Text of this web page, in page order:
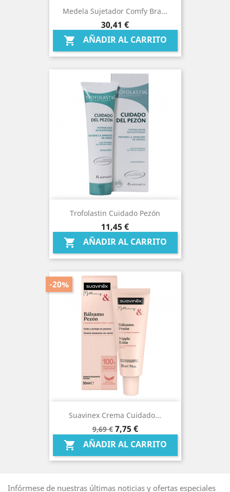
Medela Sujetador Comfy Bra...
Precio
30,41 €
 AÑADIR AL CARRITO
Trofolastin Cuidado Pezón
Precio
11,45 €
 AÑADIR AL CARRITO
Suavinex Crema Cuidado...
Precio
base
9,69 €
-20%
Precio
7,75 €
 AÑADIR AL CARRITO
Infórmese de nuestras últimas noticias y ofertas especiales